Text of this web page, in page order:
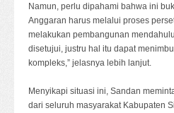
Namun, perlu dipahami bahwa ini
Anggaran harus melalui proses
melakukan pembangunan
disetujui, justru hal itu dapat
kompleks,” jelasnya lebih lanjut.
Menyikapi situasi ini, Sandan
dari seluruh masyarakat Kabupaten